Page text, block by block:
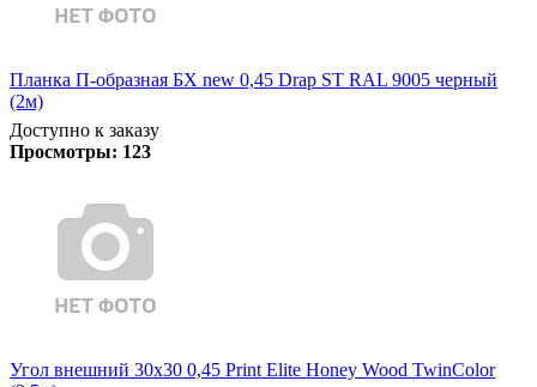
Планка П-образная БХ new 0,45 Drap ST RAL 9005 черный
(2м)
Доступно к заказу
Просмотры: 123
Угол внешний 30х30 0,45 Print Elite Honey Wood TwinColor